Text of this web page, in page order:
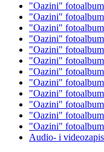
"Oazini"
"Oazini"
"Oazini"
"Oazini"
"Oazini"
"Oazini"
"Oazini"
"Oazini"
"Oazini"
"Oazini"
"Oazini"
"Oazini"
Audio- i